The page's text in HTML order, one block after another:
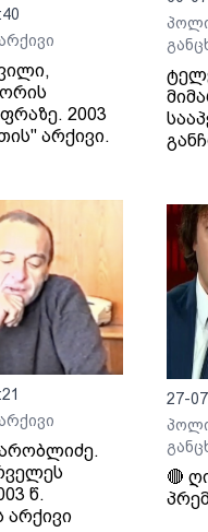
2003
არქივი.
27-
🔴